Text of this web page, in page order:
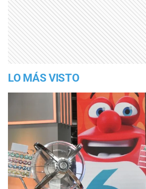
LO MÁS VISTO